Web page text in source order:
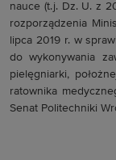
nauce (t.j. Dz. U. z
rozporządzenia
lipca 2019 r. w
do wykonywania
pielęgniarki,
ratownika
Senat Politechniki